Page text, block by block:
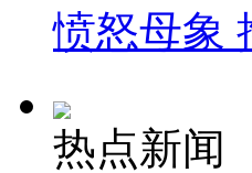
愤怒母象
热点新闻